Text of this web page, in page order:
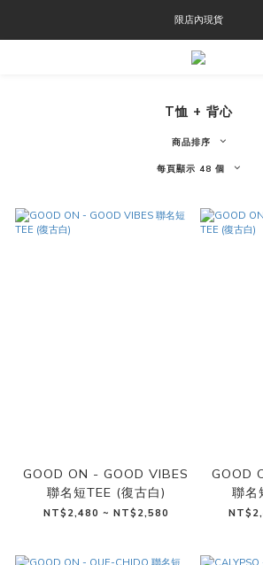
OOFOS週年慶限時8折優惠
OOFOS週年慶限時8折優惠
T恤 + 背心
商品排序
每頁顯示 48 個
GOOD ON - GOOD VIBES
聯名短TEE (復古白)
NT$2,480 ~ NT$2,580
GOOD
聯名